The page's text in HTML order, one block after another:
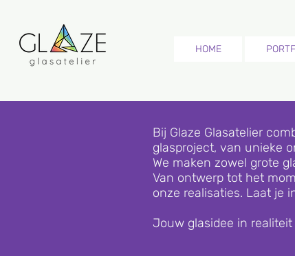
HOME
Bij Glaze Glasatelier
glasproject, van unieke
We maken zowel grote
Van ontwerp tot het
onze realisaties. Laat je
Jouw glasidee in